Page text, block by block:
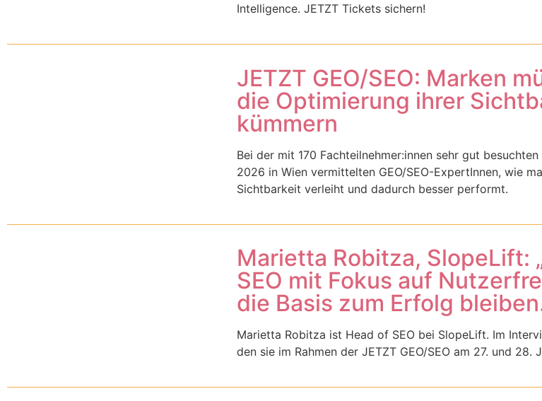
Intelligence. JETZT Tickets sichern!
JETZT GEO/SEO: Marken
die Optimierung ihrer
kümmern
Bei der mit 170 Fachteilnehmer:innen sehr gut
2026 in Wien vermittelten GEO/SEO-ExpertInnen, wie
Sichtbarkeit verleiht und dadurch besser performt.
Marietta Robitza, SlopeLift:
SEO mit Fokus auf
die Basis zum Erfolg
Marietta Robitza ist Head of SEO bei SlopeLift. Im
den sie im Rahmen der JETZT GEO/SEO am 27. und